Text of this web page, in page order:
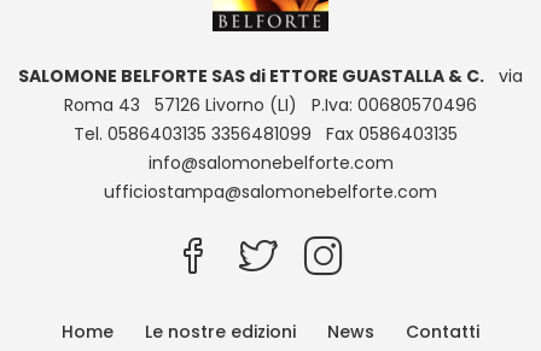
SALOMONE BELFORTE SAS di ETTORE GUASTALLA & C. via
Roma 43 57126 Livorno (LI) P.Iva: 00680570496
Tel. 0586403135 3356481099 Fax 0586403135
info@salomonebelforte.com
ufficiostampa@salomonebelforte.com
Home Le nostre edizioni News Contatti